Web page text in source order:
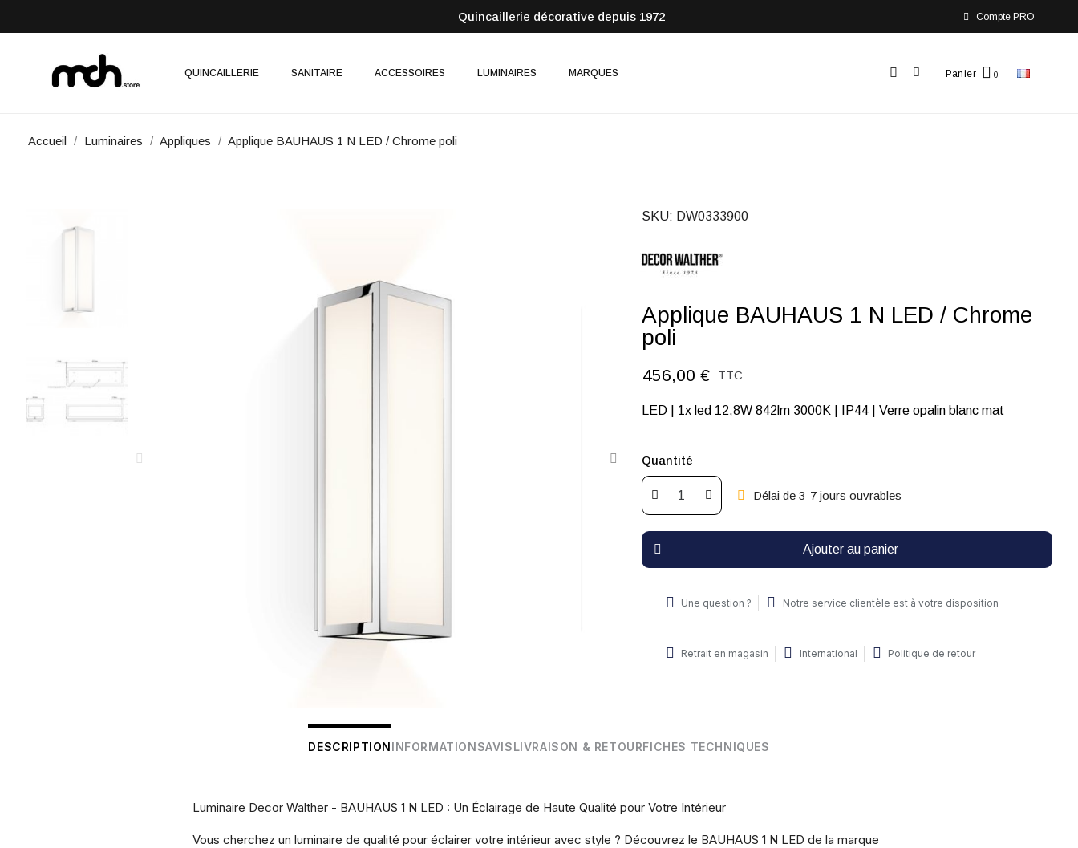
Quincaillerie décorative depuis 1972 Compte PRO
QUINCAILLERIE SANITAIRE ACCESSOIRES LUMINAIRES MARQUES Panier
Accueil Luminaires Appliques Applique BAUHAUS 1 N LED / Chrome poli
SKU DW0333900
Applique BAUHAUS 1 N LED / Chrome
poli
456,00 € TTC
LED | 1x led 12,8W 842lm 3000K | IP44 | Verre opalin blanc mat
Quantité
Délai de 3-7 jours ouvrables
Ajouter au panier
Une question ? Notre service clientèle est à votre disposition
Retrait en magasin International Politique de retour
DESCRIPTIONINFORMATIONSAVISLIVRAISON & RETOURFICHES TECHNIQUES
Luminaire Decor Walther - BAUHAUS 1 N LED : Un Éclairage de Haute Qualité pour Votre Intérieur
Vous cherchez un luminaire de qualité pour éclairer votre intérieur avec style ? Découvrez le BAUHAUS 1 N LED de la marque